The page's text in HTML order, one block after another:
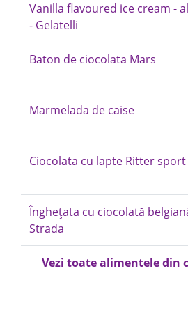
Vanilla flavoured ice cream -
- Gelatelli
Baton de ciocolata Mars
Marmelada de caise
Ciocolata cu lapte Ritter sport
Înghețata cu ciocolată
Strada
Vezi toate alimentele din